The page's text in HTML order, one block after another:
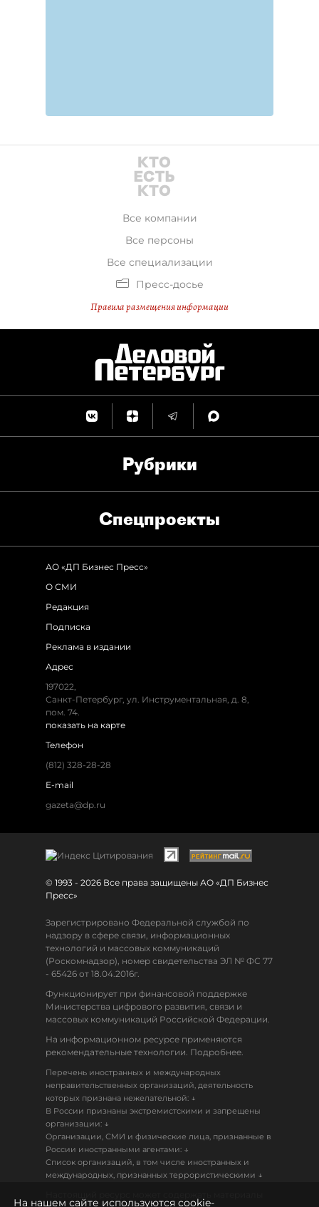
Все компании
Все персоны
Все специализации
Пресс-досье
Правила размещения информации
Рубрики
Спец­проекты
АО «ДП Бизнес Пресс»
О СМИ
Редакция
Подписка
Реклама в издании
Адрес
197022,
Санкт-Петербург, ул. Инструментальная, д. 8,
пом. 74.
показать на карте
Телефон
(812) 328-28-28
E-mail
gazeta@dp.ru
© 1993 - 2026 Все права защищены АО «ДП Бизнес
Пресс»
Зарегистрировано Федеральной службой по
надзору в сфере связи, информационных
технологий и массовых коммуникаций
(Роскомнадзор), номер свидетельства ЭЛ № ФС 77
- 65426 от 18.04.2016г.
Функционирует при финансовой поддержке
Министерства цифрового развития, связи и
массовых коммуникаций Российской Федерации.
На информационном ресурсе применяются
рекомендательные технологии. Подробнее.
Перечень иностранных и международных
неправительственных организаций, деятельность
которых признана нежелательной: ↓
В России признаны экстремистскими и запрещены
организации: ↓
Организации, СМИ и физические лица, признанные в
России иностранными агентами: ↓
Список организаций, в том числе иностранных и
международных, признанных террористическими ↓
На нашем сайте используются cookie-